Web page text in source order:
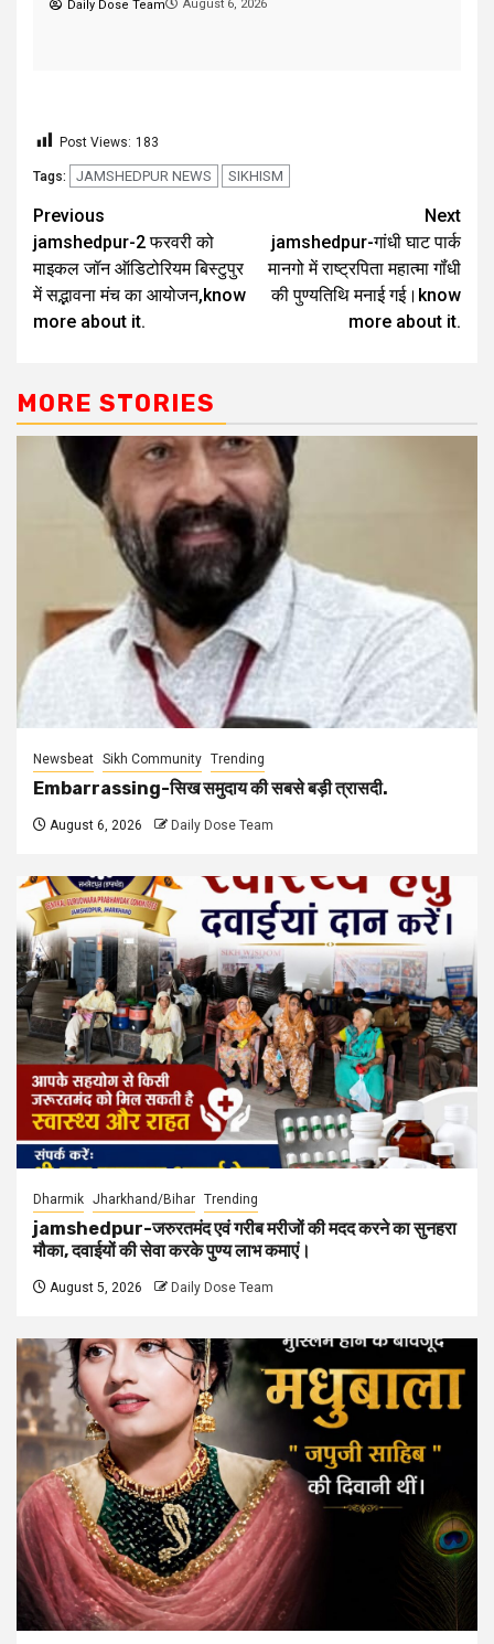
Post Views: 183
Tags: JAMSHEDPUR NEWS SIKHISM
Previous
jamshedpur-2 फरवरी को
माइकल जॉन ऑडिटोरियम बिस्टुपुर
में सद्भावना मंच का आयोजन,know
more about it.
Next
jamshedpur-गांधी घाट पार्क
मानगो में राष्ट्रपिता महात्मा गॉंधी
की पुण्यतिथि मनाई गई।know
more about it.
MORE STORIES
Newsbeat Sikh Community Trending
Embarrassing-सिख समुदाय की सबसे बड़ी त्रासदी.
August 6, 2026 Daily Dose Team
Dharmik Jharkhand/Bihar Trending
jamshedpur-जरुरतमंद एवं गरीब मरीजों की मदद करने का सुनहरा
मौका, दवाईयों की सेवा करके पुण्य लाभ कमाएं।
August 5, 2026 Daily Dose Team